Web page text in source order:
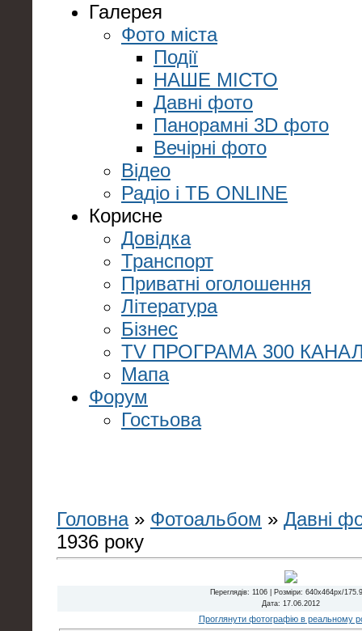
Галерея
Фото міста
Події
НАШЕ МІСТО
Давні фото
Панорамні 3D фото
Вечірні фото
Відео
Радіо і ТБ ONLINE
Корисне
Довідка
Транспорт
Приватні оголошення
Література
Бізнес
TV ПРОГРАМА 300
Мапа
Форум
Гостьова
Головна» Фотоальбом » Давні
1936 року
Переглядів: 1106 | Розміри: 640x464px/
Дата: 17.06.2012
Проглянути фотографію в реальному